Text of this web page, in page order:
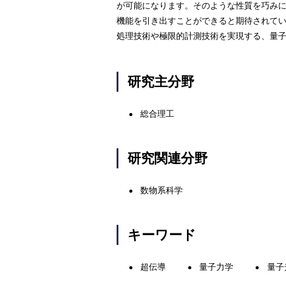
が可能になります。そのような性質を巧み
機能を引き出すことができると期待されて
処理技術や極限的計測技術を実現する、量
研究主分野
総合理工
研究関連分野
数物系科学
キーワード
超伝導 量子力学 量子